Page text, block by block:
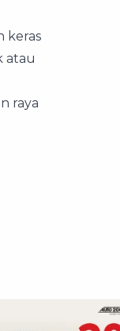
keras
atau
raya